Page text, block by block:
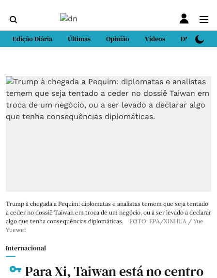
Edição Diária Últimas Opinião Vídeos DN Sport
Trump à chegada a Pequim: diplomatas e analistas temem que seja tentado
a ceder no dossiê Taiwan em troca de um negócio, ou a ser levado a declarar
algo que tenha consequências diplomáticas.
FOTO: EPA/XINHUA / Yue
Yuewei
Internacional
Para Xi, Taiwan está no centro